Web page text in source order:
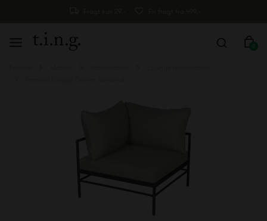
0